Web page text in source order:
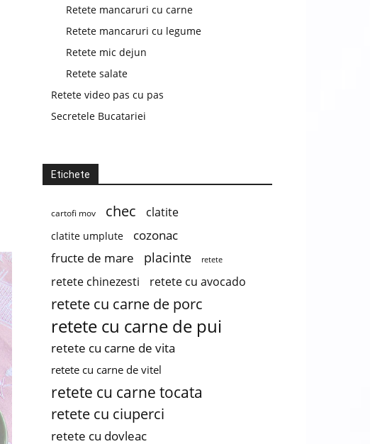
Retete mancaruri cu carne
Retete mancaruri cu legume
Retete mic dejun
Retete salate
Retete video pas cu pas
Secretele Bucatariei
Etichete
cartofi mov chec clatite
clatite umplute
cozonac
fructe de mare
placinte retete
retete chinezesti retete cu avocado
retete cu carne de porc
retete cu carne de pui
retete cu carne de vita
retete cu carne de vitel
retete cu carne tocata
retete cu ciuperci
retete cu dovleac